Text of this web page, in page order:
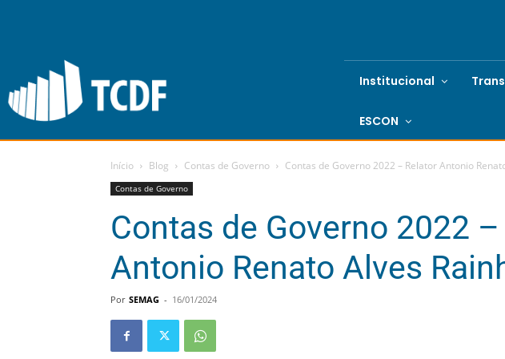
Institucional
ESCON
Início Blog Contas de Governo Contas de Governo 2022 – Relator Antonio
Contas de Governo
Contas de Governo 2022
Antonio Renato Alves
Por SEMAG - 16/01/2024